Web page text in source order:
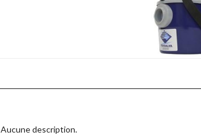
Aucune description.